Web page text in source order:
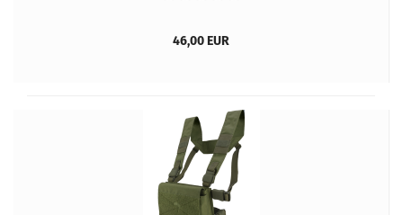
46,00 EUR